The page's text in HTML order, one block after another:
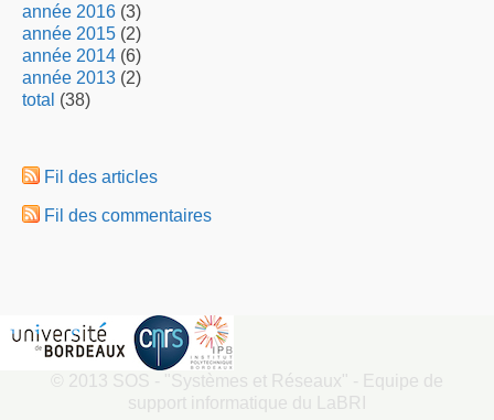
année 2016 (3)
année 2015 (2)
année 2014 (6)
année 2013 (2)
total (38)
Fil des articles
Fil des commentaires
© 2013 SOS - "Systèmes et Réseaux" - Equipe de
support informatique du LaBRI